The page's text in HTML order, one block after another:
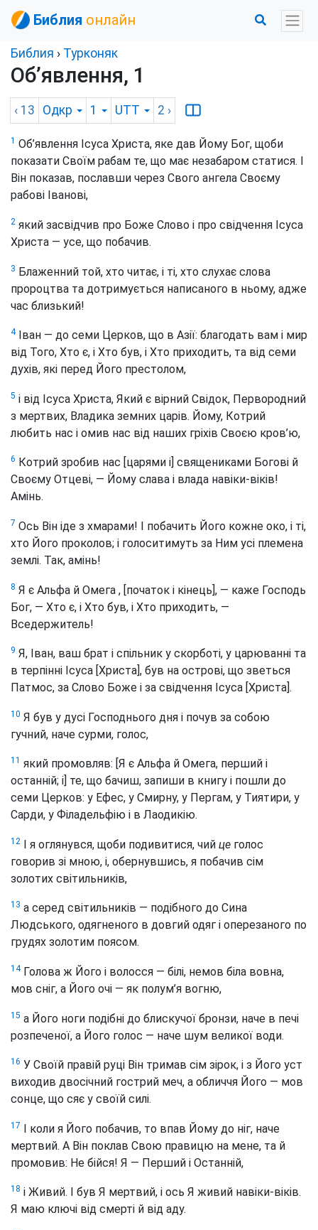
Библия онлайн
Библия › Турконяк
Об’явлення, 1
‹ 13 Одкр 1 UTT 2 ›
1 Об’явлення Ісуса Христа, яке дав Йому Бог, щоби
показати Своїм рабам те, що має незабаром статися. І
Він показав, пославши через Свого ангела Своєму
рабові Іванові,
2 який засвідчив про Боже Слово і про свідчення Ісуса
Христа — усе, що побачив.
3 Блаженний той, хто читає, і ті, хто слухає слова
пророцтва та дотримується написаного в ньому, адже
час близький!
4Іван — до семи Церков, що в Азії: благодать вам і мир
від Того, Хто є, і Хто був, і Хто приходить, та від семи
духів, які перед Його престолом,
5 і від Ісуса Христа, Який є вірний Свідок, Первородний
з мертвих, Владика земних царів. Йому, Котрий
любить нас і омив нас від наших гріхів Своєю кров’ю,
6 Котрий зробив нас [царями і] священиками Богові й
Своєму Отцеві, — Йому слава і влада навіки-віків!
Амінь.
7 Ось Він іде з хмарами! І побачить Його кожне око, і ті,
хто Його проколов; і голоситимуть за Ним усі племена
землі. Так, амінь!
8 Я є Альфа й Омега , [початок і кінець], — каже Господь
Бог, — Хто є, і Хто був, і Хто приходить, —
Вседержитель!
9 Я, Іван, ваш брат і спільник у скорботі, у царюванні та
в терпінні Ісуса [Христа], був на острові, що зветься
Патмос, за Слово Боже і за свідчення Ісуса [Христа].
10 Я був у дусі Господнього дня і почув за собою
гучний, наче сурми, голос,
11 який промовляв: [Я є Альфа й Омега, перший і
останній; і] те, що бачиш, запиши в книгу і пошли до
семи Церков: у Ефес, у Смирну, у Пергам, у Тиятири, у
Сарди, у Філадельфію і в Лаодикію.
12 І я оглянувся, щоби подивитися, чий це голос
говорив зі мною, і, обернувшись, я побачив сім
золотих світильників,
13 а серед світильників — подібного до Сина
Людського, одягненого в довгий одяг і оперезаного по
грудях золотим поясом.
14Голова ж Його і волосся — білі, немов біла вовна,
мов сніг, а Його очі — як полум’я вогню,
15 а Його ноги подібні до блискучої бронзи, наче в печі
розпеченої, а Його голос — наче шум великої води.
16 У Своїй правій руці Він тримав сім зірок, і з Його уст
виходив двосічний гострий меч, а обличчя Його — мов
сонце, що сяє у своїй силі.
17 І коли я Його побачив, то впав Йому до ніг, наче
мертвий. А Він поклав Свою правицю на мене, та й
промовив: Не бійся! Я — Перший і Останній,
18 і Живий. І був Я мертвий, і ось Я живий навіки-віків.
Я маю ключі від смерті й від аду.